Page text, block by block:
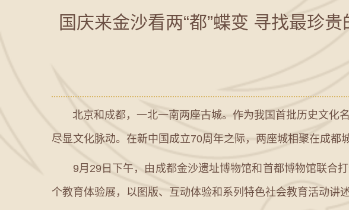
国庆来金沙看两“都”蝶变 寻找最
北京和成都，一北一南两座古城。作为我国首批历史文化
尽显文化脉动。在新中国成立70周年之际，两座城相聚在成
9月29日下午，由成都金沙遗址博物馆和首都博物馆联合
个教育体验展，以图版、互动体验和系列特色社会教育活动讲